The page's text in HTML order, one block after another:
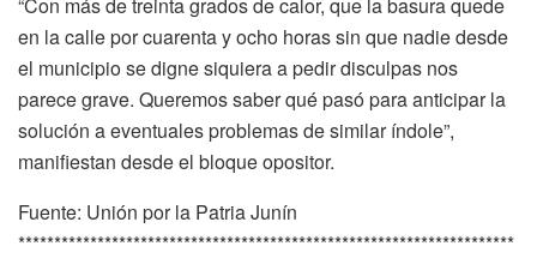
en la calle por cuarenta y ocho horas sin que nadie desde
el municipio se digne siquiera a pedir disculpas nos
parece grave. Queremos saber qué pasó para anticipar la
solución a eventuales problemas de similar índole”,
manifiestan desde el bloque opositor.
Fuente: Unión por la Patria Junín
*********************************************************************